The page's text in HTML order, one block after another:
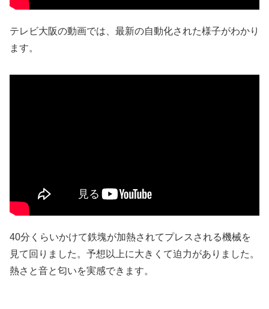
テレビ大阪の動画では、最新の自動化された様子がわかり
ます。
40分くらいかけて鉄塊が加熱されてプレスされる機械を
見て回りました。予想以上に大きくて迫力がありました。
熱さと音と匂いを実感できます。